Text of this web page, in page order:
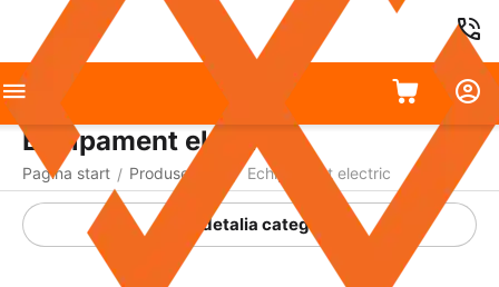
Echipament electric
Pagina start / Produse auto / Echipament electric
A detalia categoria